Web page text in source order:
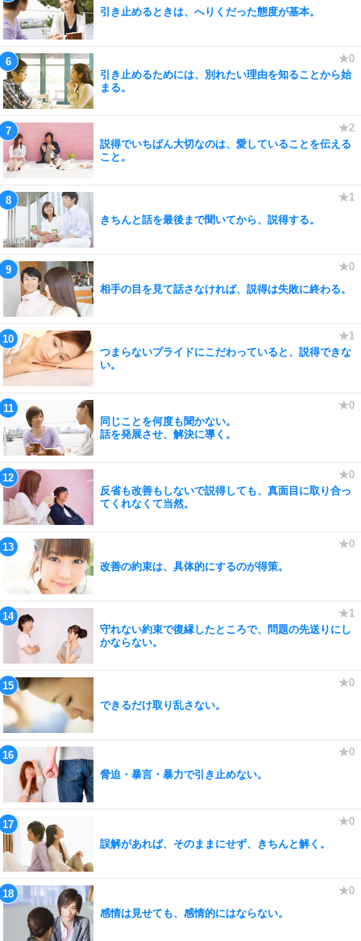
引き止めるときは、へりくだった態度が基本。
引き止めるためには、別れたい理由を知ることから始
まる。
説得でいちばん大切なのは、愛していることを伝える
こと。
きちんと話を最後まで聞いてから、説得する。
相手の目を見て話さなければ、説得は失敗に終わる。
つまらないプライドにこだわっていると、説得できな
い。
同じことを何度も聞かない。
話を発展させ、解決に導く。
反省も改善もしないで説得しても、真面目に取り合っ
てくれなくて当然。
改善の約束は、具体的にするのが得策。
守れない約束で復縁したところで、問題の先送りにし
かならない。
できるだけ取り乱さない。
脅迫・暴言・暴力で引き止めない。
誤解があれば、そのままにせず、きちんと解く。
感情は見せても、感情的にはならない。